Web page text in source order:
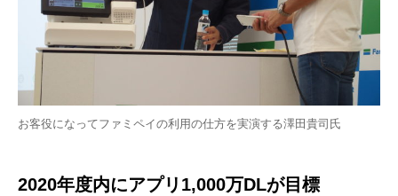
お客役になってファミペイの利用の仕方を実演する澤田貴司氏
2020年度内にアプリ1,000万DLが目標